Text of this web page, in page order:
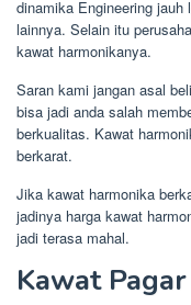
dinamika Engineering jauh
lainnya. Selain itu
kawat harmonikanya.
Saran kami jangan asal
bisa jadi anda salah
berkualitas. Kawat
berkarat.
Jika kawat harmonika
jadinya harga kawat
jadi terasa mahal.
Kawat